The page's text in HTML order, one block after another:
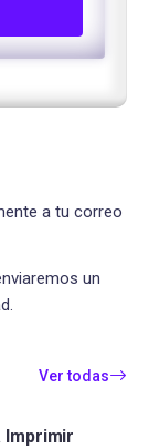
a tu correo
un
Ver todas
Imprimir